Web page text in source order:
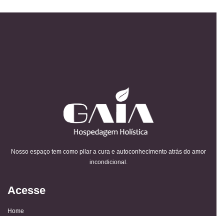
Nosso espaço tem como pilar a cura e autoconhecimento atrás do amor
incondicional.
Acesse
Home